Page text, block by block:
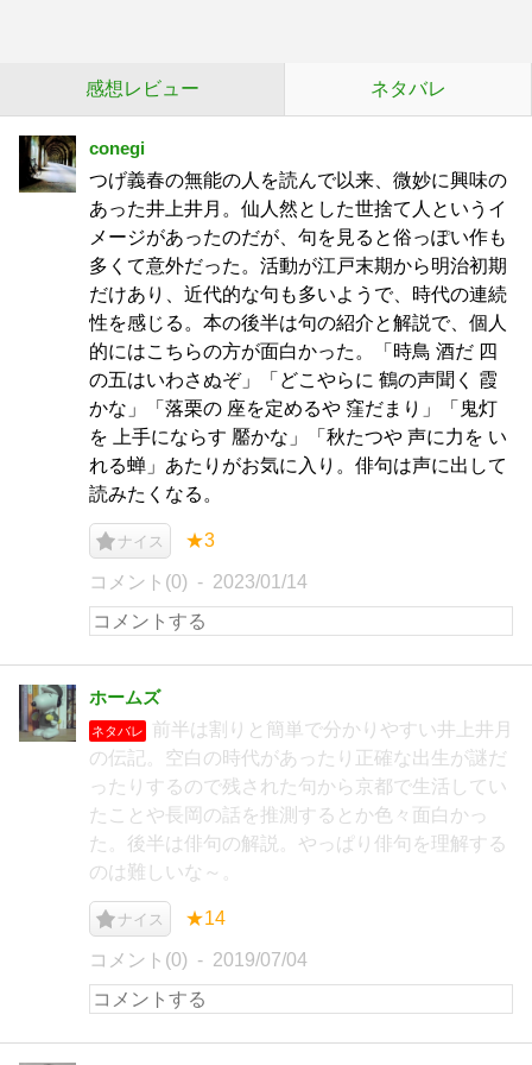
感想レビュー ネタバレ
conegi
つげ義春の無能の人を読んで以来、微妙に興味の
あった井上井月。仙人然とした世捨て人というイ
メージがあったのだが、句を見ると俗っぽい作も
多くて意外だった。活動が江戸末期から明治初期
だけあり、近代的な句も多いようで、時代の連続
性を感じる。本の後半は句の紹介と解説で、個人
的にはこちらの方が面白かった。「時鳥 酒だ 四
の五はいわさぬぞ」「どこやらに 鶴の声聞く 霞
かな」「落栗の 座を定めるや 窪だまり」「鬼灯
を 上手にならす 靨かな」「秋たつや 声に力を い
れる蝉」あたりがお気に入り。俳句は声に出して
読みたくなる。
ナイス ★3
コメント(0) 2023/01/14
ホームズ
ネタバレ
前半は割りと簡単で分かりやすい井上井月
の伝記。空白の時代があったり正確な出生が謎だ
ったりするので残された句から京都で生活してい
たことや長岡の話を推測するとか色々面白かっ
た。後半は俳句の解説。やっぱり俳句を理解する
のは難しいな～。
ナイス ★14
コメント(0) 2019/07/04